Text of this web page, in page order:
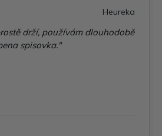
Heureka
drží, používám dlouhodobě
spisovka."